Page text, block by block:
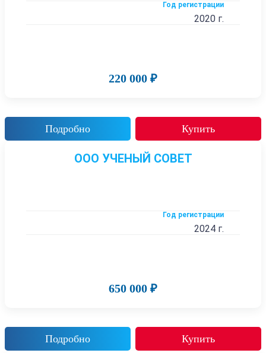
Год регистрации
2020 г.
220 000 ₽
Подробно Купить
ООО УЧЕНЫЙ СОВЕТ
Год регистрации
2024 г.
650 000 ₽
Подробно Купить